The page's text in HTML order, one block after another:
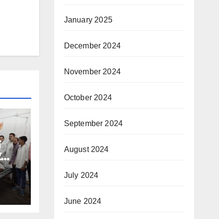
January 2025
December 2024
November 2024
October 2024
September 2024
August 2024
July 2024
June 2024